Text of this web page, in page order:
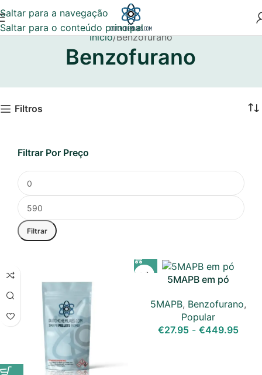
Saltar para a navegação
Saltar para o conteúdo principal
Início Benzofurano
Benzofurano
Filtros
Filtrar Por Preço
Filtrar
5MAPB em pó
5MAPB, Benzofurano,
Popular
€27.95 - €449.95